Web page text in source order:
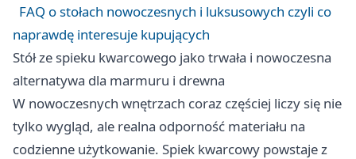
FAQ o stołach nowoczesnych i luksusowych czyli co
naprawdę interesuje kupujących
Stół ze spieku kwarcowego jako trwała i nowoczesna
alternatywa dla marmuru i drewna
W nowoczesnych wnętrzach coraz częściej liczy się nie
tylko wygląd, ale realna odporność materiału na
codzienne użytkowanie. Spiek kwarcowy powstaje z